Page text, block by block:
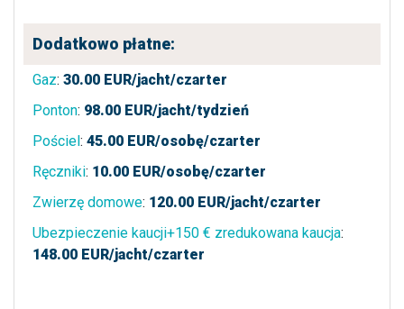
Dodatkowo płatne:
Gaz: 30.00 EUR/jacht/czarter
Ponton: 98.00 EUR/jacht/tydzień
Pościel: 45.00 EUR/osobę/czarter
Ręczniki: 10.00 EUR/osobę/czarter
Zwierzę domowe: 120.00 EUR/jacht/czarter
Ubezpieczenie kaucji+150 € zredukowana kaucja:
148.00 EUR/jacht/czarter